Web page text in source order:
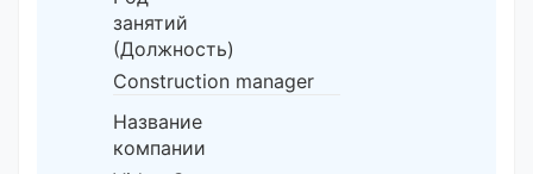
занятий
(Должность)
Construction manager
Название
компании